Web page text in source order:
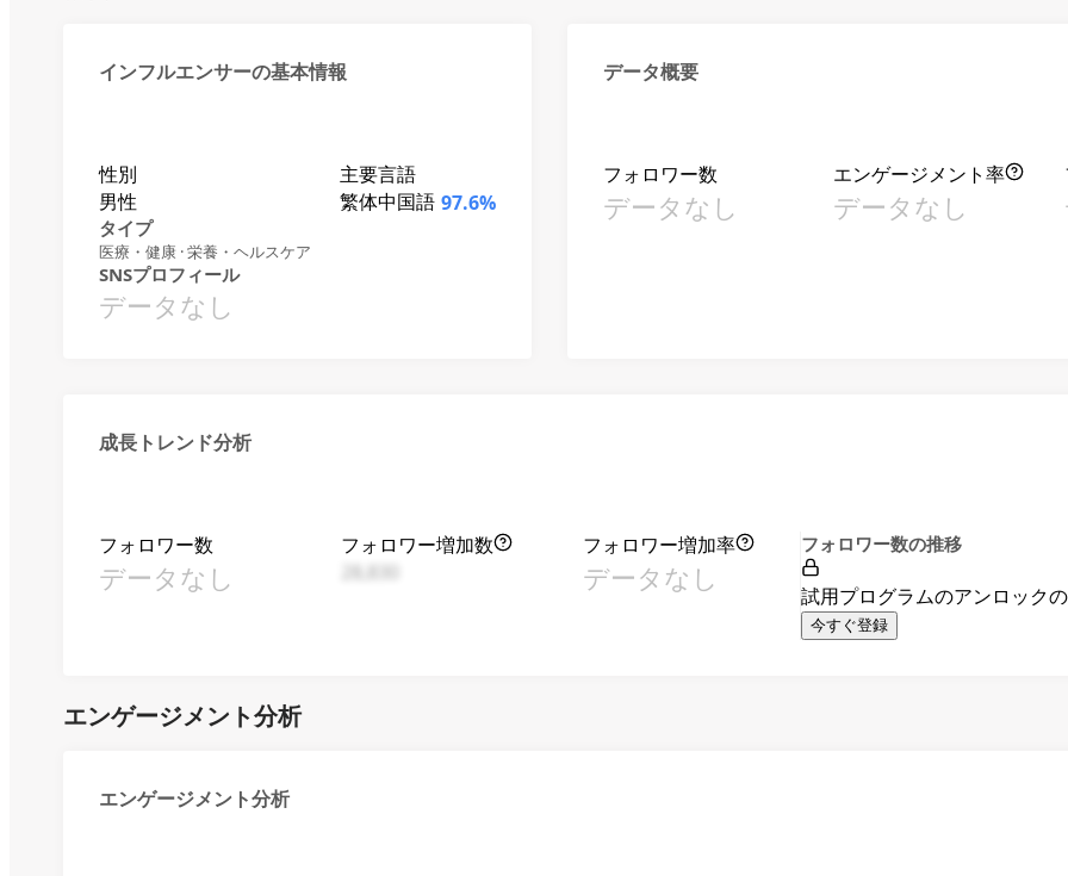
インフルエンサーの基本情報
性別
男性
主要言語
繁体中国語 97.6%
タイプ
医療・健康 · 栄養・ヘルスケア
SNSプロフィール
データなし
データ概要
フォロワー数
データなし
エンゲージメント率
データなし
成長トレンド分析
フォロワー数
データなし
フォロワー増加数
フォロワー増加率
データなし
フォロワー数の推移
試用プログラムのアンロックの
今すぐ登録
エンゲージメント分析
エンゲージメント分析